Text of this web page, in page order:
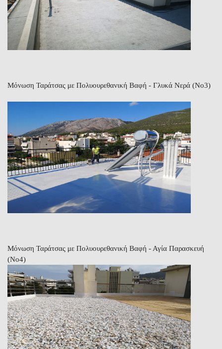
Μόνωση Ταράτσας με Πολυουρεθανική Βαφή - Γλυκά Νερά (Νο3)
Μόνωση Ταράτσας με Πολυουρεθανική Βαφή - Αγία Παρασκευή
(Νο4)